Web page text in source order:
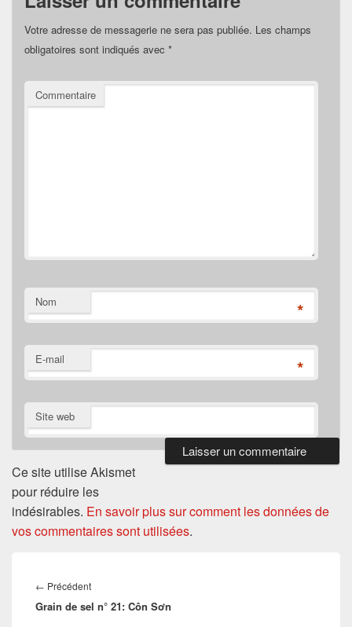
Votre adresse de messagerie ne sera pas publiée. Les champs
obligatoires sont indiqués avec *
Commentaire
Nom *
E-mail *
Site web
Ce site utilise Akismet
pour réduire les
indésirables. En savoir plus sur comment les données de
vos commentaires sont utilisées.
de
l’article
← Précédent
précédent :
Grain de sel n° 21: Côn Sơn